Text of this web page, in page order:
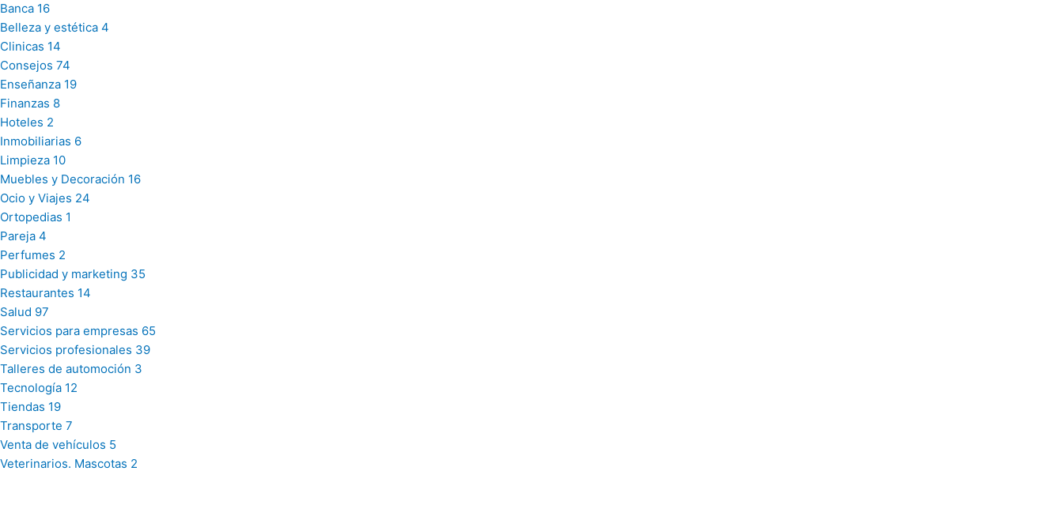
Banca 16
Belleza y estética 4
Clinicas 14
Consejos 74
Enseñanza 19
Finanzas 8
Hoteles 2
Inmobiliarias 6
Limpieza 10
Muebles y Decoración 16
Ocio y Viajes 24
Ortopedias 1
Pareja 4
Perfumes 2
Publicidad y marketing 35
Restaurantes 14
Salud 97
Servicios para empresas 65
Servicios profesionales 39
Talleres de automoción 3
Tecnología 12
Tiendas 19
Transporte 7
Venta de vehículos 5
Veterinarios. Mascotas 2